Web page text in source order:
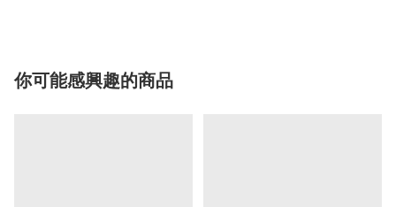
你可能感興趣的商品